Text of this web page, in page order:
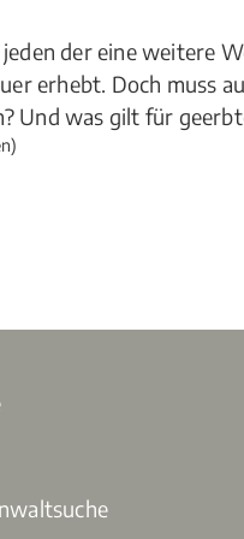
der eine weitere
erhebt. Doch muss
Und was gilt für